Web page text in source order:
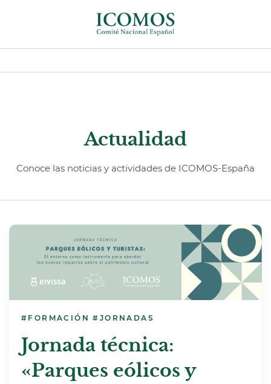
Actualidad
Conoce las noticias y actividades de ICOMOS-España
#FORMACIÓN #JORNADAS
Jornada técnica:
«Parques eólicos y